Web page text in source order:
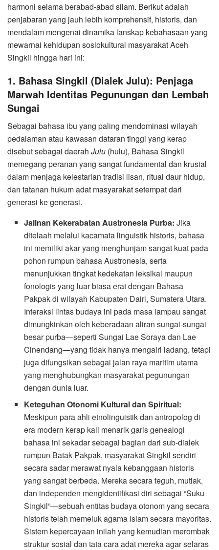
harmoni selama berabad-abad silam. Berikut adalah
penjabaran yang jauh lebih komprehensif, historis, dan
mendalam mengenai dinamika lanskap kebahasaan yang
mewarnai kehidupan sosiokultural masyarakat Aceh
Singkil hingga hari ini:
​1. Bahasa Singkil (Dialek Julu): Penjaga
Marwah Identitas Pegunungan dan Lembah
Sungai
​Sebagai bahasa ibu yang paling mendominasi wilayah
pedalaman atau kawasan dataran tinggi yang kerap
disebut sebagai daerah Julu (hulu), Bahasa Singkil
memegang peranan yang sangat fundamental dan krusial
dalam menjaga kelestarian tradisi lisan, ritual daur hidup,
dan tatanan hukum adat masyarakat setempat dari
generasi ke generasi.
Jalinan Kekerabatan Austronesia Purba: Jika
ditelaah melalui kacamata linguistik historis, bahasa
ini memiliki akar yang menghunjam sangat kuat pada
pohon rumpun bahasa Austronesia, serta
menunjukkan tingkat kedekatan leksikal maupun
fonologis yang luar biasa erat dengan Bahasa
Pakpak di wilayah Kabupaten Dairi, Sumatera Utara.
Interaksi lintas budaya ini pada masa lampau sangat
dimungkinkan oleh keberadaan aliran sungai-sungai
besar purba—seperti Sungai Lae Soraya dan Lae
Cinendang—yang tidak hanya mengairi ladang, tetapi
juga difungsikan sebagai jalan raya maritim utama
yang menghubungkan masyarakat pegunungan
dengan dunia luar.
Keteguhan Otonomi Kultural dan Spiritual:
Meskipun para ahli etnolinguistik dan antropolog di
era modern kerap kali menarik garis genealogi
bahasa ini sekadar sebagai bagian dari sub-dialek
rumpun Batak Pakpak, masyarakat Singkil sendiri
secara sadar merawat nyala kebanggaan historis
yang sangat berbeda. Mereka secara teguh, mutlak,
dan independen mengidentifikasi diri sebagai “Suku
Singkil”—sebuah entitas budaya otonom yang secara
historis telah memeluk agama Islam secara mayoritas.
Sistem kepercayaan inilah yang kemudian merombak
struktur sosial dan tata cara adat mereka agar selaras